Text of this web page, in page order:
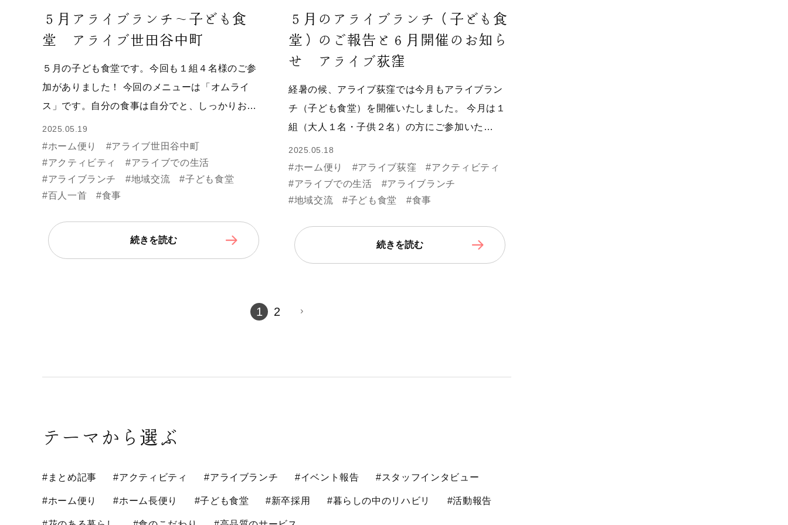
５月アライブランチ～子ども食
堂 アライブ世田谷中町
５月の子ども食堂です。今回も１組４名様のご参
加がありました！ 今回のメニューは「オムライ
ス」です。自分の食事は自分でと、しっかりお…
2025.05.19
#ホーム便り
#アライブ世田谷中町
#アクティビティ
#アライブでの生活
#アライブランチ
#地域交流
#子ども食堂
#百人一首
#食事
続きを読む
５月のアライブランチ（子ども食
堂）のご報告と６月開催のお知ら
せ アライブ荻窪
経暑の候、アライブ荻窪では今月もアライブラン
チ（子ども食堂）を開催いたしました。 今月は１
組（大人１名・子供２名）の方にご参加いた…
2025.05.18
#ホーム便り #アライブ荻窪
#アクティビティ
#アライブでの生活
#アライブランチ
#地域交流
#子ども食堂 #食事
続きを読む
1 2
テーマから選ぶ
#まとめ記事 #アクティビティ #アライブランチ #イベント報告 #スタッフインタビュー
#ホーム便り #ホーム長便り #子ども食堂 #新卒採用 #暮らしの中のリハビリ #活動報告